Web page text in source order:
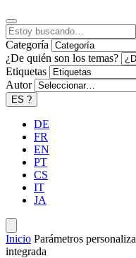
Categoría
¿De quién son los temas?
Etiquetas
Autor
ES ?
DE
FR
EN
PT
CS
IT
JA
Inicio Parámetros
integrada